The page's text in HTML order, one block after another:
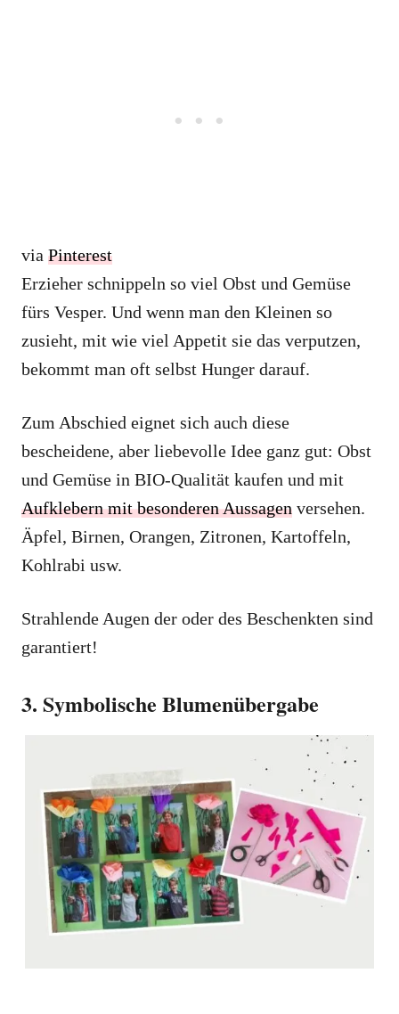
via Pinterest
Erzieher schnippeln so viel Obst und Gemüse
fürs Vesper. Und wenn man den Kleinen so
zusieht, mit wie viel Appetit sie das verputzen,
bekommt man oft selbst Hunger darauf.
Zum Abschied eignet sich auch diese
bescheidene, aber liebevolle Idee ganz gut: Obst
und Gemüse in BIO-Qualität kaufen und mit
Aufklebern mit besonderen Aussagen versehen.
Äpfel, Birnen, Orangen, Zitronen, Kartoffeln,
Kohlrabi usw.
Strahlende Augen der oder des Beschenkten sind
garantiert!
3. Symbolische Blumenübergabe